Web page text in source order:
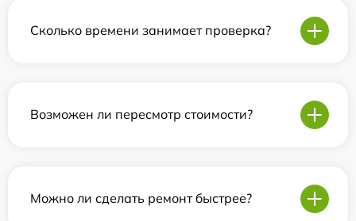
Сколько времени занимает проверка?
Возможен ли пересмотр стоимости?
Можно ли сделать ремонт быстрее?